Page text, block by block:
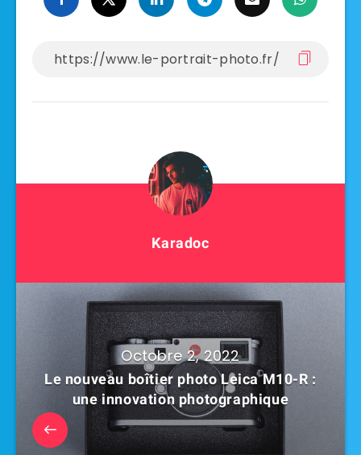
Karadoc
Octobre 2, 2022
Le nouveau boîtier photo Leica M10-R :
une innovation photographique